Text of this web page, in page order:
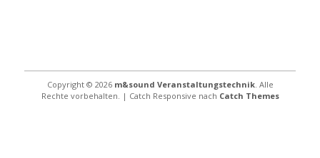
Copyright © 2026 m&sound Veranstaltungstechnik. Alle
Rechte vorbehalten. | Catch Responsive nach Catch Themes